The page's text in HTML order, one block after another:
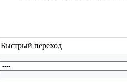
Быстрый переход